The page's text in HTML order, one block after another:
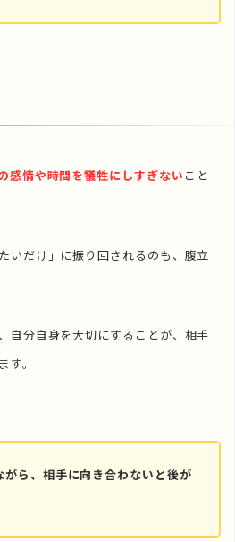
感情や時間を犠牲にしすぎない こと
いだけ」に振り回されるのも、腹立
自分自身を大切にすることが、相手
。
がら、相手に向き合わないと後が